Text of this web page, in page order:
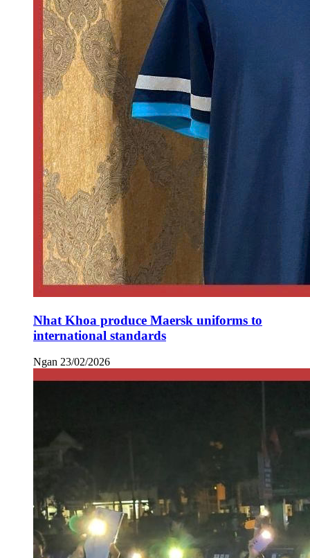
Nhat Khoa produce Maersk uniforms to
international standards
Ngan 23/02/2026